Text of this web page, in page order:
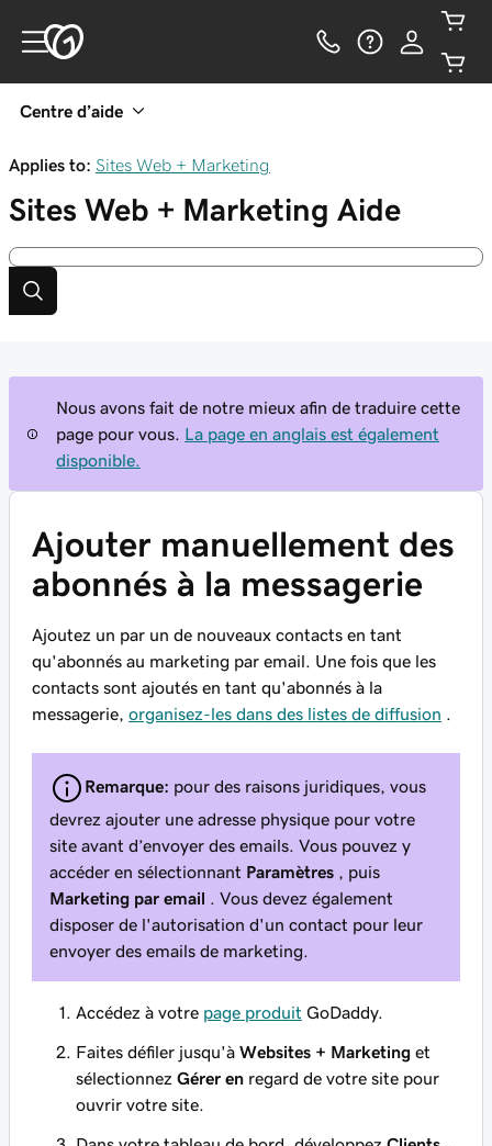
Centre d’aide
Applies to: Sites Web + Marketing
Sites Web + Marketing Aide
Nous avons fait de notre mieux afin de traduire cette
page pour vous.
La page en anglais est également
disponible.
Ajouter manuellement des
abonnés à la messagerie
Ajoutez un par un de nouveaux contacts en tant
qu'abonnés au marketing par email. Une fois que les
contacts sont ajoutés en tant qu'abonnés à la
messagerie, organisez-les dans des listes de diffusion
Remarque: pour des raisons juridiques, vous
devrez ajouter une adresse physique pour votre
site avant d’envoyer des emails. Vous pouvez y
accéder en sélectionnant Paramètres , puis
Marketing par email . Vous devez également
disposer de l'autorisation d'un contact pour leur
envoyer des emails de marketing.
Accédez à votre page produit GoDaddy.
Faites défiler jusqu'à Websites + Marketing et
sélectionnez Gérer en regard de votre site pour
ouvrir votre site.